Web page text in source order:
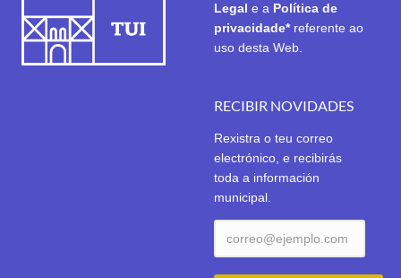
Legal e a Política de
privacidade* referente ao
uso desta Web.
RECIBIR NOVIDADES
Rexistra o teu correo
electrónico, e recibirás
toda a información
municipal.